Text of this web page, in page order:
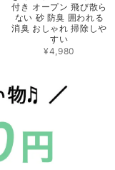
付き オープン 飛び散ら
ない 砂 防臭 囲われる
消臭 おしゃれ 掃除しや
すい
¥4,980